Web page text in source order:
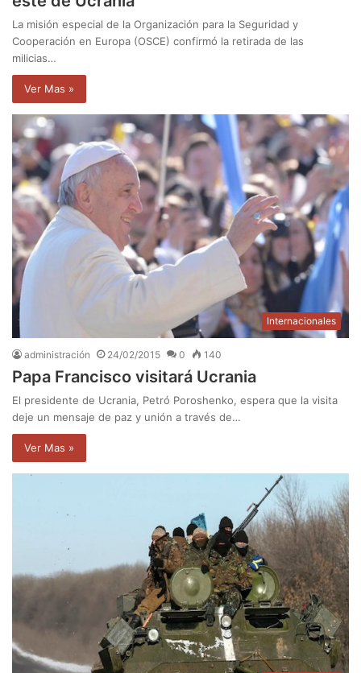
La misión especial de la Organización para la Seguridad y
Cooperación en Europa (OSCE) confirmó la retirada de las
milicias…
Ver Mas »
Internacionales
administración 24/02/2015 0 140
Papa Francisco visitará Ucrania
El presidente de Ucrania, Petró Poroshenko, espera que la visita
deje un mensaje de paz y unión a través de…
Ver Mas »